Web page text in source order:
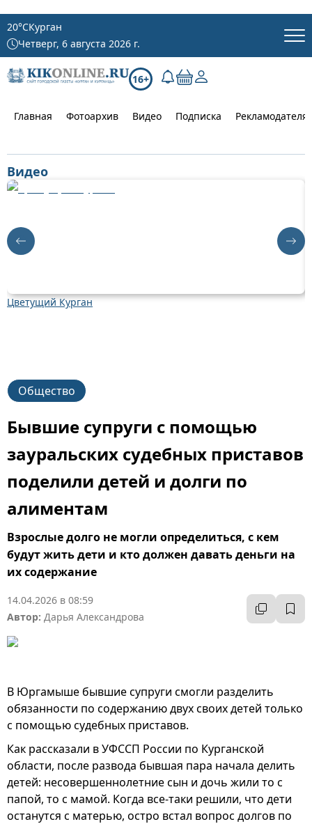
20°CКурган
Четверг, 6 августа 2026 г.
16+
Главная Фотоархив Видео Подписка
Видео
Цветущий Курган
Общество
Бывшие супруги с помощью
зауральских судебных приставов
поделили детей и долги по
алиментам
Взрослые долго не могли определиться, с кем
будут жить дети и кто должен давать деньги на
их содержание
14.04.2026 в 08:59
Автор: Дарья Александрова
В Юргамыше бывшие супруги смогли разделить
обязанности по содержанию двух своих детей только
с помощью судебных приставов.
Как рассказали в УФССП России по Курганской
области, после развода бывшая пара начала делить
детей: несовершеннолетние сын и дочь жили то с
папой, то с мамой. Когда все-таки решили, что дети
останутся с матерью, остро встал вопрос долгов по